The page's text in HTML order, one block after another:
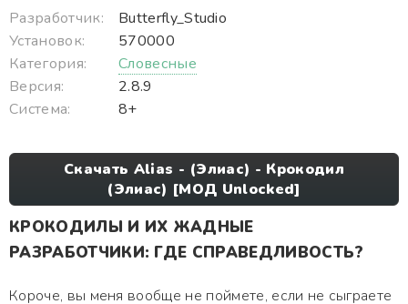
Разработчик:
Butterfly_Studio
Установок:
570000
Категория:
Словесные
Версия:
2.8.9
Система:
8+
Скачать Alias - (Элиас) - Крокодил
(Элиас) [МОД Unlocked]
КРОКОДИЛЫ И ИХ ЖАДНЫЕ
РАЗРАБОТЧИКИ: ГДЕ СПРАВЕДЛИВОСТЬ?
Короче, вы меня вообще не поймете, если не сыграете